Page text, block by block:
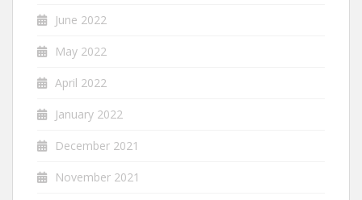
June 2022
May 2022
April 2022
January 2022
December 2021
November 2021